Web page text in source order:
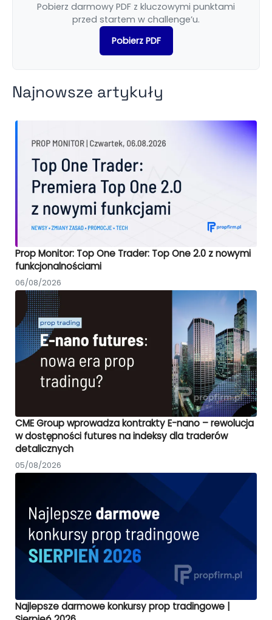
Pobierz darmowy PDF z kluczowymi punktami
przed startem w challenge’u.
Pobierz PDF
Najnowsze artykuły
Prop Monitor: Top One Trader: Top One 2.0 z nowymi
funkcjonalnościami
06/08/2026
CME Group wprowadza kontrakty E-nano – rewolucja
w dostępności futures na indeksy dla traderów
detalicznych
05/08/2026
Najlepsze darmowe konkursy prop tradingowe |